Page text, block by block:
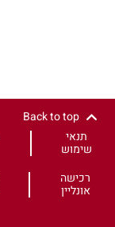
Back to top
תנאי
שימוש
רכישה
אונליין